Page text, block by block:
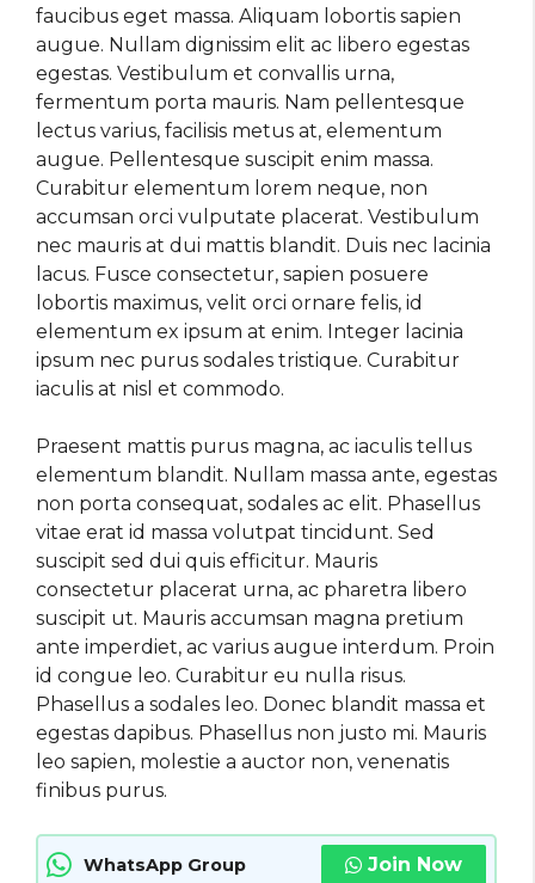
faucibus eget massa. Aliquam lobortis sapien
augue. Nullam dignissim elit ac libero egestas
egestas. Vestibulum et convallis urna,
fermentum porta mauris. Nam pellentesque
lectus varius, facilisis metus at, elementum
augue. Pellentesque suscipit enim massa.
Curabitur elementum lorem neque, non
accumsan orci vulputate placerat. Vestibulum
nec mauris at dui mattis blandit. Duis nec lacinia
lacus. Fusce consectetur, sapien posuere
lobortis maximus, velit orci ornare felis, id
elementum ex ipsum at enim. Integer lacinia
ipsum nec purus sodales tristique. Curabitur
iaculis at nisl et commodo.
Praesent mattis purus magna, ac iaculis tellus
elementum blandit. Nullam massa ante, egestas
non porta consequat, sodales ac elit. Phasellus
vitae erat id massa volutpat tincidunt. Sed
suscipit sed dui quis efficitur. Mauris
consectetur placerat urna, ac pharetra libero
suscipit ut. Mauris accumsan magna pretium
ante imperdiet, ac varius augue interdum. Proin
id congue leo. Curabitur eu nulla risus.
Phasellus a sodales leo. Donec blandit massa et
egestas dapibus. Phasellus non justo mi. Mauris
leo sapien, molestie a auctor non, venenatis
finibus purus.
WhatsApp Group Join Now